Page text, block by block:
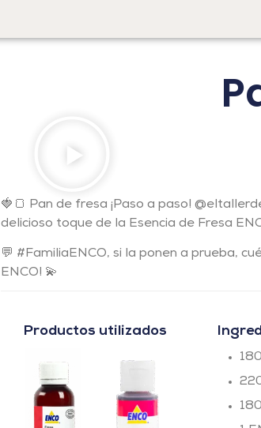
🍓🍞 Pan de fresa ¡Paso a paso!
delicioso toque de la Esencia de Fresa
💬 #FamiliaENCO, si la ponen a prueba,
ENCO! 💫
Productos utilizados